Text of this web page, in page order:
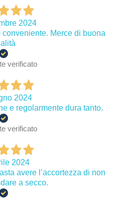
2024
Merce di buona
verificato
2024
e regolarmente dura tanto.
verificato
2024
avere l’accortezza di non
a secco.